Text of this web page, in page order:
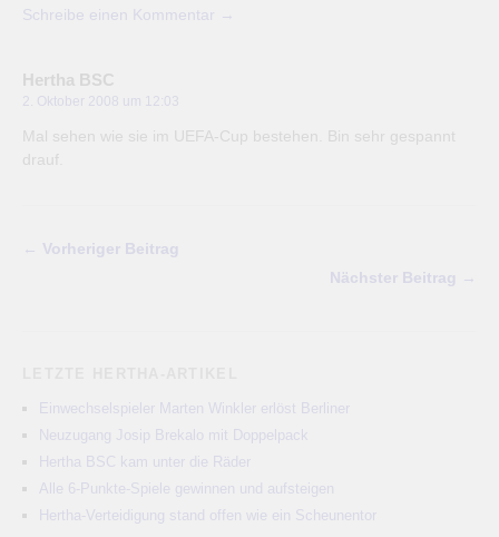
Schreibe einen Kommentar →
Hertha BSC
2. Oktober 2008 um 12:03
Mal sehen wie sie im UEFA-Cup bestehen. Bin sehr gespannt
drauf.
← Vorheriger Beitrag
Nächster Beitrag →
Einwechselspieler Marten Winkler erlöst Berliner
Neuzugang Josip Brekalo mit Doppelpack
Hertha BSC kam unter die Räder
Alle 6-Punkte-Spiele gewinnen und aufsteigen
Hertha-Verteidigung stand offen wie ein Scheunentor